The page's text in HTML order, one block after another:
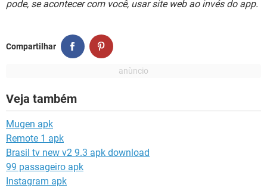
pode, se acontecer com você, usar site web ao invés do app.
Compartilhar
Veja também
Mugen apk
Remote 1 apk
Brasil tv new v2 9.3 apk download
99 passageiro apk
Instagram apk